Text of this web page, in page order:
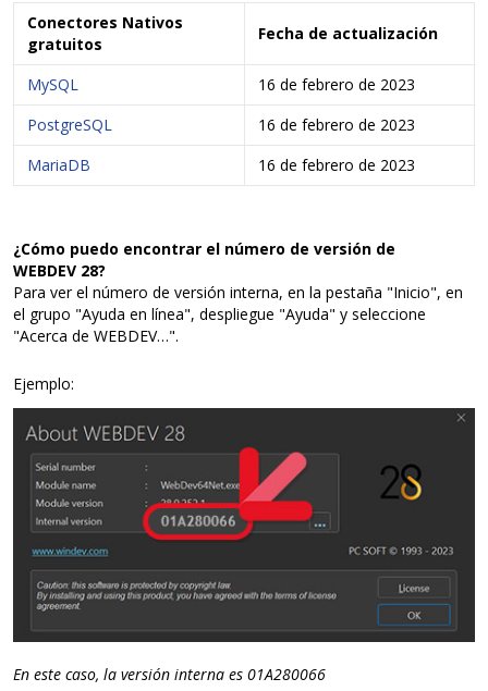
Conectores Nativos
gratuitos
Fecha de actualización
MySQL
16 de febrero de 2023
PostgreSQL
16 de febrero de 2023
MariaDB
16 de febrero de 2023
¿Cómo puedo encontrar el número de versión de
WEBDEV 28?
Para ver el número de versión interna, en la pestaña "Inicio", en
el grupo "Ayuda en línea", despliegue "Ayuda" y seleccione
"Acerca de WEBDEV…".
Ejemplo:
En este caso, la versión interna es 01A280066